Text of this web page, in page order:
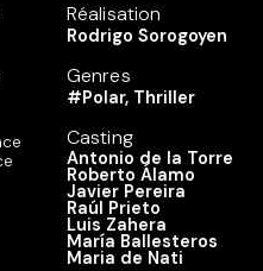
Réalisation
Rodrigo Sorogoyen
Genres
#Polar, Thriller
Casting
Antonio de la Torre
Roberto Álamo
Javier Pereira
Raúl Prieto
Luis Zahera
María Ballesteros
Maria de Nati